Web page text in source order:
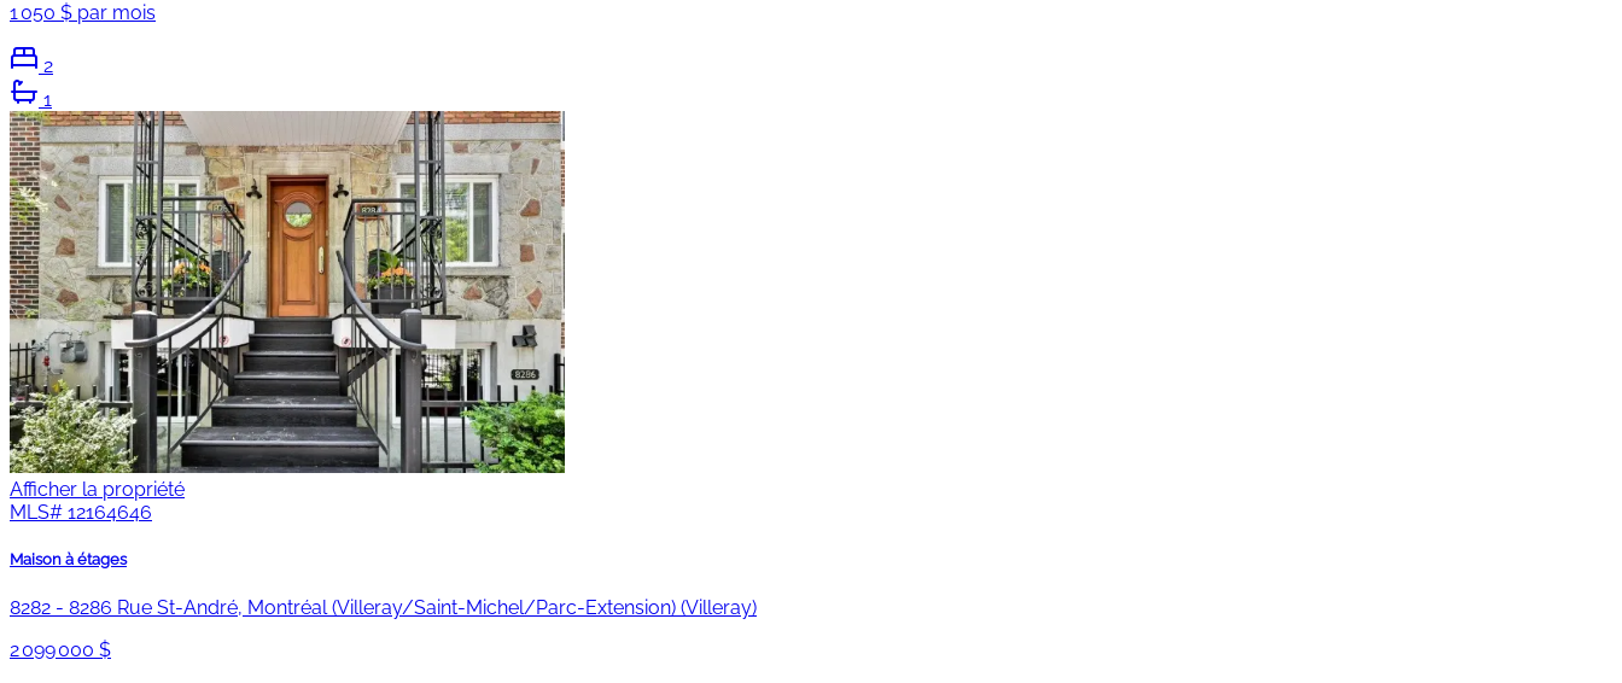
1 050 $ par mois
2
1
Afficher la propriété
MLS# 12164646
Maison à étages
8282 - 8286 Rue St-André, Montréal (Villeray/Saint-Michel/Parc-Extension) (Villeray)
2 099 000 $